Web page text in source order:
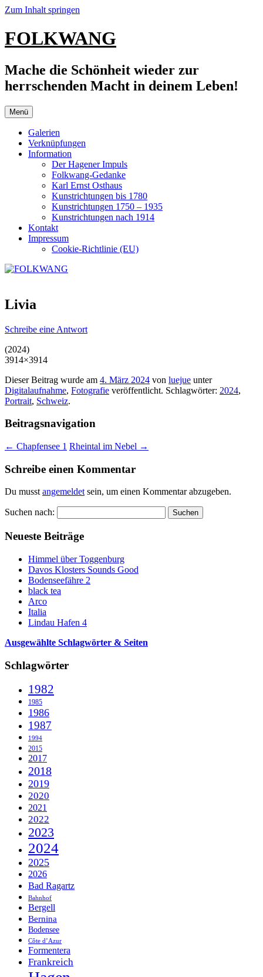
Zum Inhalt springen
FOLKWANG
Mache die Schönheit wieder zur
herrschenden Macht in deinem Leben!
Menü
Galerien
Verknüpfungen
Information
Der Hagener Impuls
Folkwang-Gedanke
Karl Ernst Osthaus
Kunstrichtungen bis 1780
Kunstrichtungen 1750 – 1935
Kunstrichtungen nach 1914
Kontakt
Impressum
Cookie-Richtlinie (EU)
Livia
Schreibe eine Antwort
(2024)
3914×3914
Dieser Beitrag wurde am 4. März 2024 von luejue unter
Digitalaufnahme, Fotografie veröffentlicht. Schlagwörter: 2024,
Portrait, Schweiz.
Beitragsnavigation
← Chapfensee 1 Rheintal im Nebel →
Schreibe einen Kommentar
Du musstangemeldetsein, um einen Kommentar abzugeben.
Suchen nach:
Neueste Beiträge
Himmel über Toggenburg
Davos Klosters Sounds Good
Bodenseefähre 2
black tea
Arco
Italia
Lindau Hafen 4
Ausgewählte Schlagwörter & Seiten
Schlagwörter
1982
1985
1986
1987
1994
2015
2017
2018
2019
2020
2021
2022
2023
2024
2025
2026
Bad Ragartz
Bahnhof
Bergell
Bernina
Bodensee
Côte d’Azur
Formentera
Frankreich